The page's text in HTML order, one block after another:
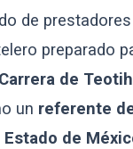
de
preparado
Carrera de
un referente
de